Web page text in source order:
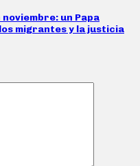
un Papa
migrantes y la justicia